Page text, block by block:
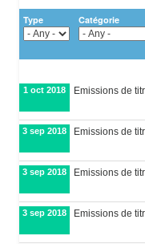
Type Catégorie
1 oct 2018 Emissions de
3 sep 2018 Emissions de
3 sep 2018 Emissions de
3 sep 2018 Emissions de